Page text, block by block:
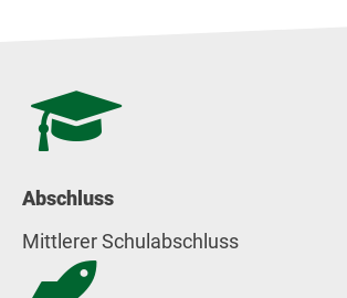
Abschluss
Mittlerer Schulabschluss